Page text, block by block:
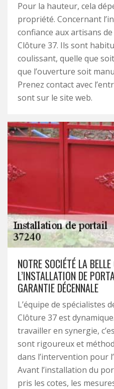
Pour la hauteur, cela
propriété. Concernant
confiance aux artisans
Clôture 37. Ils sont
coulissant, quelle que
que l’ouverture soit
Prenez contact avec
sont sur le site web.
NOTRE SOCIÉTÉ LA
L’INSTALLATION DE
GARANTIE DÉCENNALE
L’équipe de spécialistes
Clôture 37 est
travailler en synergie,
sont rigoureux et
dans l’intervention pour
Avant l’installation du
pris les cotes, les